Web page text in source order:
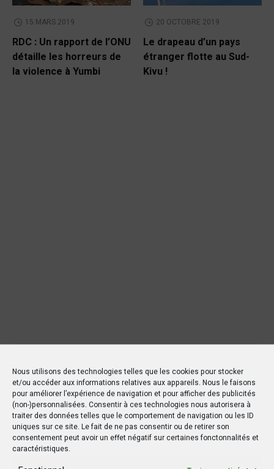
Nous utilisons des technologies telles que les cookies pour stocker
et/ou accéder aux informations relatives aux appareils. Nous le faisons
pour améliorer l’expérience de navigation et pour afficher des publicités
(non-)personnalisées. Consentir à ces technologies nous autorisera à
traiter des données telles que le comportement de navigation ou les ID
uniques sur ce site. Le fait de ne pas consentir ou de retirer son
consentement peut avoir un effet négatif sur certaines fonctonnalités et
caractéristiques.
15 MARS 2019
RDC : Un rapport de l’ONU
détaille les horreurs de
la violence à Yumbi
20 OCTOBRE 2019
Le drapeau d’un pays
étranger flotte au Sud-
Kivu !